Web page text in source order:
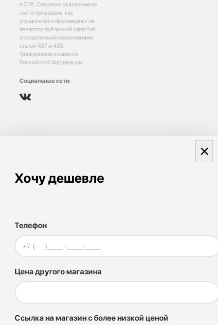
в СПб. Сведения указанные на
сайте приведены как
справочная информация и не
являются публичной офертой,
определяемой положениями
статей 437 и 435
Гражданского кодекса
Российской Федерации
Социальные сети:
Хочу дешевле
×
Телефон
Цена другого магазина
Ссылка на магазин с более низкой ценой